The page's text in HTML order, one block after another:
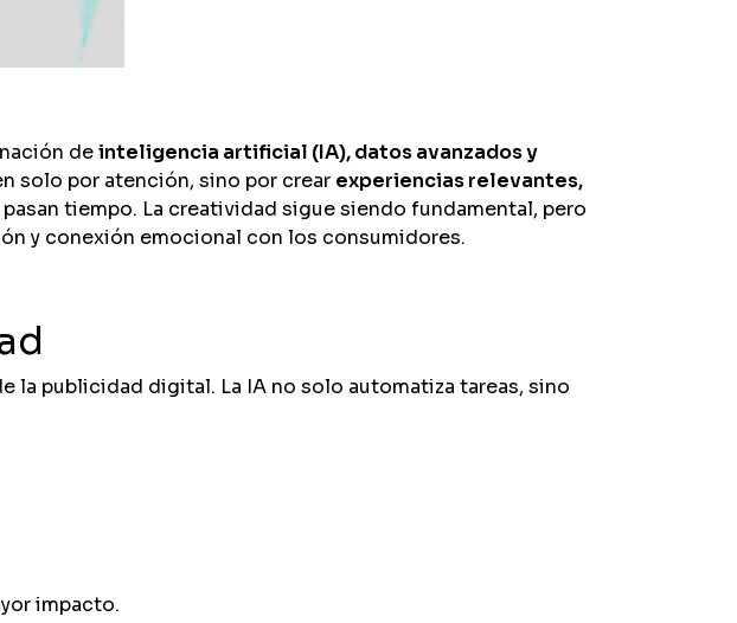
deinteligencia artificial (IA), datos avanzados y
solo por atención, sino por crear experiencias relevantes,
tiempo. La creatividad sigue siendo fundamental, pero
y conexión emocional con los consumidores.
la publicidad digital. La IA no solo automatiza tareas, sino
impacto.